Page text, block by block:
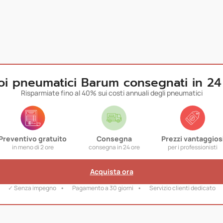
pneumatici Barum consegnati in
Risparmiate fino al 40% sui costi annuali degli pneumatici
gratuito
in meno di 2 ore
Consegna
consegna in 24 ore
Prezzi
per i professionisti
Acquista ora
✓ Senza impegno Pagamento a 30 giorni Servizio clienti dedicato